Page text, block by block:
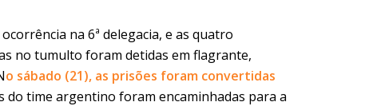
na 6ª delegacia, e as quatro
no tumulto foram detidas em flagrante,
o sábado (21), as prisões foram convertidas
do time argentino foram encaminhadas para a